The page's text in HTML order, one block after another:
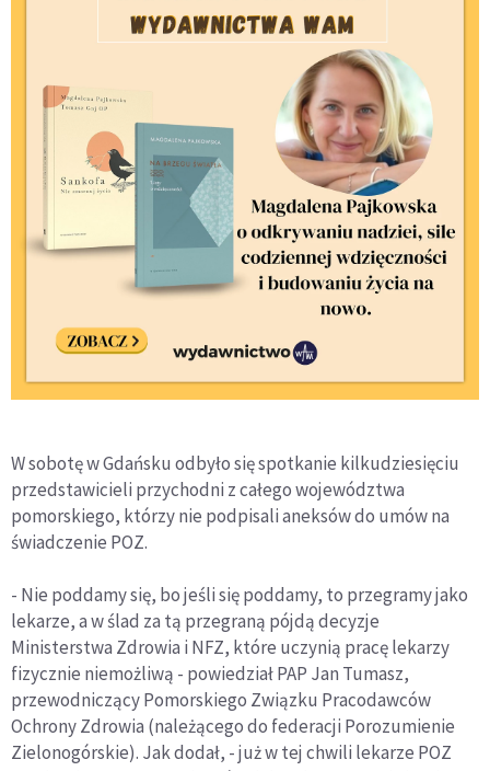
W sobotę w Gdańsku odbyło się spotkanie kilkudziesięciu
przedstawicieli przychodni z całego województwa
pomorskiego, którzy nie podpisali aneksów do umów na
świadczenie POZ.
- Nie poddamy się, bo jeśli się poddamy, to przegramy jako
lekarze, a w ślad za tą przegraną pójdą decyzje
Ministerstwa Zdrowia i NFZ, które uczynią pracę lekarzy
fizycznie niemożliwą - powiedział PAP Jan Tumasz,
przewodniczący Pomorskiego Związku Pracodawców
Ochrony Zdrowia (należącego do federacji Porozumienie
Zielonogórskie). Jak dodał, - już w tej chwili lekarze POZ